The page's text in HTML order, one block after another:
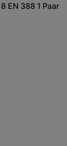
EN 388 1 Paar